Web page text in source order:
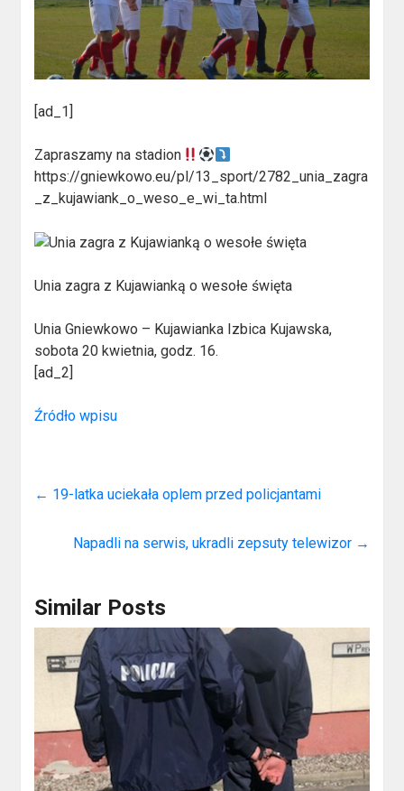
[ad_1]
Zapraszamy na stadion
https://gniewkowo.eu/pl/13_sport/2782_unia_zagra
_z_kujawiank_o_weso_e_wi_ta.html
Unia zagra z Kujawianką o wesołe święta
Unia Gniewkowo – Kujawianka Izbica Kujawska,
sobota 20 kwietnia, godz. 16.
[ad_2]
Źródło wpisu
← 19-latka uciekała oplem przed policjantami
Napadli na serwis, ukradli zepsuty telewizor →
Similar Posts